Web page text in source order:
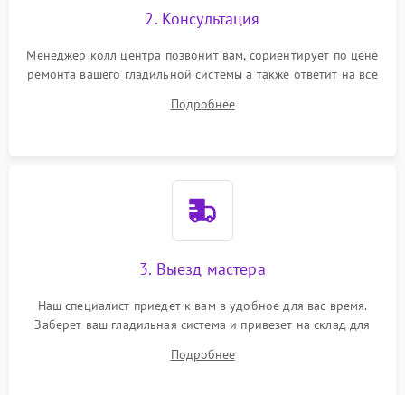
2. Консультация
Менеджер колл центра позвонит вам, сориентирует по цене
ремонта вашего гладильной системы а также ответит на все
Подробнее
3. Выезд мастера
Наш специалист приедет к вам в удобное для вас время.
Заберет ваш гладильная система и привезет на склад для
Подробнее